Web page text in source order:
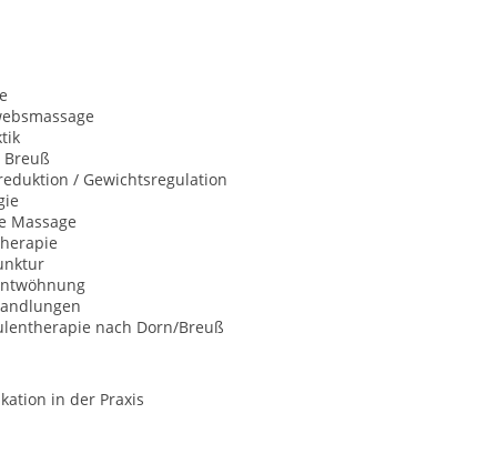
/ Gewichtsregulation
Massage
nach Dorn/Breuß
in der Praxis